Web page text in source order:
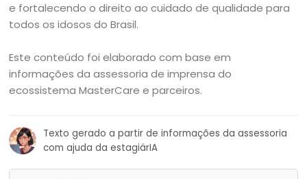
e fortalecendo o direito ao cuidado de qualidade para
todos os idosos do Brasil.
Este conteúdo foi elaborado com base em
informações da assessoria de imprensa do
ecossistema MasterCare e parceiros.
Texto gerado a partir de informações da assessoria
com ajuda da estagiárIA